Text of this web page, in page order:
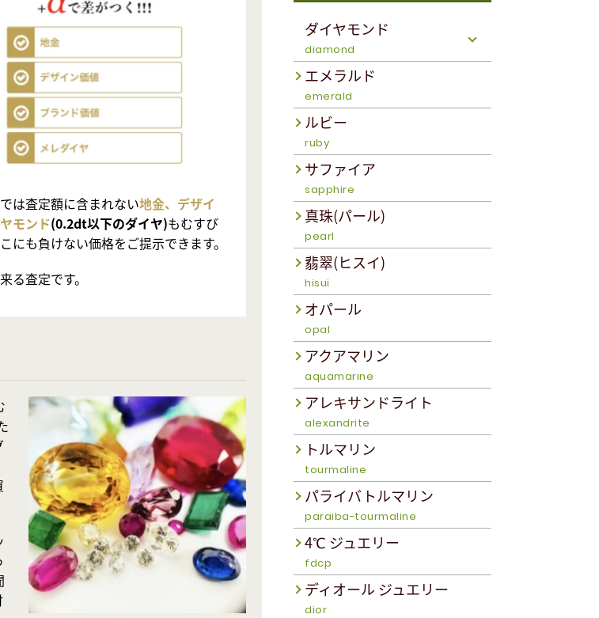
は査定額に含まれない地金、デザイ
モンド(0.2dt以下のダイヤ)もむすび
も負けない価格をご提示できます。
る査定です。
ダイヤモンド
diamond
エメラルド
emerald
ルビー
ruby
サファイア
sapphire
真珠(パール)
pearl
翡翠(ヒスイ)
hisui
オパール
opal
アクアマリン
aquamarine
アレキサンドライト
alexandrite
トルマリン
tourmaline
パライバトルマリン
paraiba-tourmaline
4℃ ジュエリー
fdcp
ディオール ジュエリー
dior